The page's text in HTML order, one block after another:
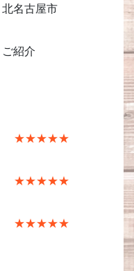
北名古屋市
ご紹介
★★★★★
★★★★★
★★★★★